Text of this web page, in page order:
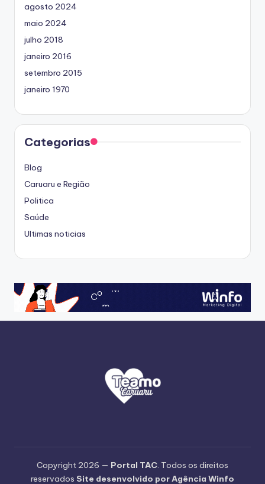
agosto 2024
maio 2024
julho 2018
janeiro 2016
setembro 2015
janeiro 1970
Categorias
Blog
Caruaru e Região
Politica
Saúde
Ultimas noticias
Copyright 2026 — Portal TAC. Todos os direitos
reservados Site desenvolvido por Agência Winfo